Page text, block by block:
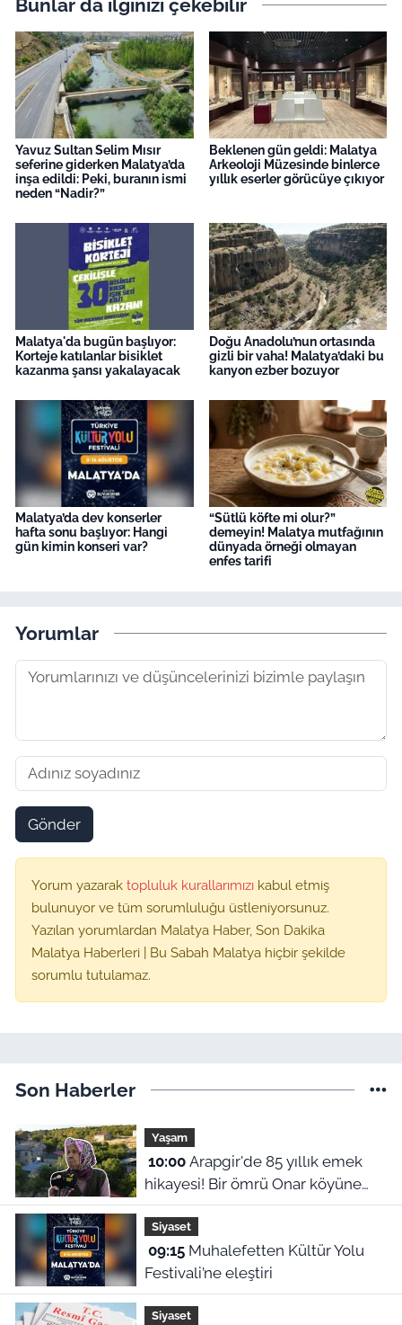
Bunlar da ilginizi çekebilir
Yavuz Sultan Selim Mısır
seferine giderken Malatya’da
inşa edildi: Peki, buranın ismi
neden “Nadir?”
Beklenen gün geldi: Malatya
Arkeoloji Müzesinde binlerce
yıllık eserler görücüye çıkıyor
Malatya'da bugün başlıyor:
Korteje katılanlar bisiklet
kazanma şansı yakalayacak
Doğu Anadolu’nun ortasında
gizli bir vaha! Malatya’daki bu
kanyon ezber bozuyor
Malatya’da dev konserler
hafta sonu başlıyor: Hangi
gün kimin konseri var?
“Sütlü köfte mi olur?”
demeyin! Malatya mutfağının
dünyada örneği olmayan
enfes tarifi
Yorumlar
Gönder
Yorum yazarak topluluk kurallarımızı kabul etmiş
bulunuyor ve tüm sorumluluğu üstleniyorsunuz.
Yazılan yorumlardan Malatya Haber, Son Dakika
Malatya Haberleri | Bu Sabah Malatya hiçbir şekilde
sorumlu tutulamaz.
Son Haberler
Yaşam
10:00Arapgir'de 85 yıllık emek
hikayesi! Bir ömrü Onar köyüne
adadı
Siyaset
09:15Muhalefetten Kültür Yolu
Festivali’ne eleştiri
Siyaset